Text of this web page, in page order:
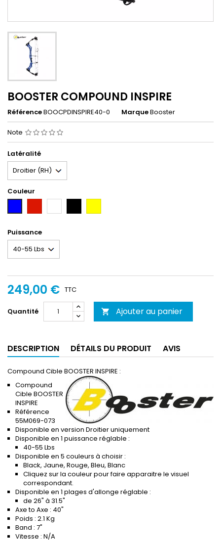
BOOSTER COMPOUND INSPIRE
RéférenceBOOCPDINSPIRE40-0 MarqueBooster
Note
Latéralité
Couleur
Puissance
249,00 € TTC
Quantité  Ajouter au panier
DESCRIPTION DÉTAILS DU PRODUIT AVIS
Compound Cible BOOSTER INSPIRE :
Compound
Cible BOOSTER
INSPIRE
Référence
55M069-073
Disponible en version Droitier uniquement
Disponible en 1 puissance réglable :
40-55 Lbs
Disponible en 5 couleurs à choisir :
Black, Jaune, Rouge, Bleu, Blanc
Cliquez sur la couleur pour faire apparaitre le visuel
correspondant.
Disponible en 1 plages d'allonge réglable :
de 26" à 31.5"
Axe to Axe : 40"
Poids : 2.1 Kg
Band : 7"
Vitesse : N/A